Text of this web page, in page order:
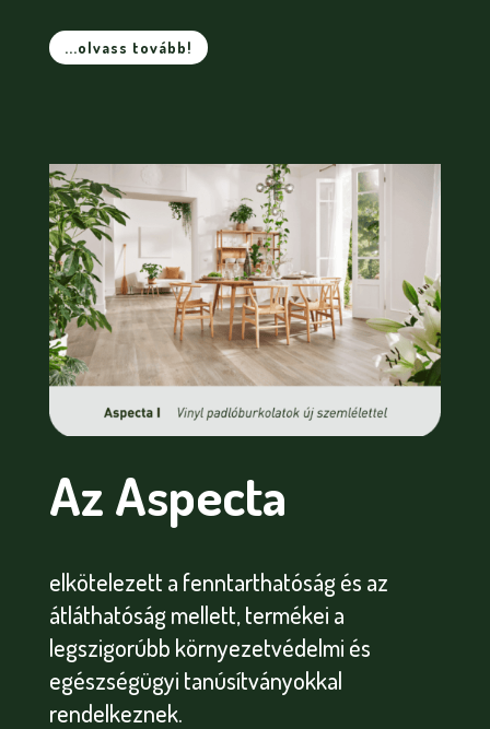
...olvass tovább!
Az Aspecta
elkötelezett a fenntarthatóság és az
átláthatóság mellett, termékei a
legszigorúbb környezetvédelmi és
egészségügyi tanúsítványokkal
rendelkeznek.